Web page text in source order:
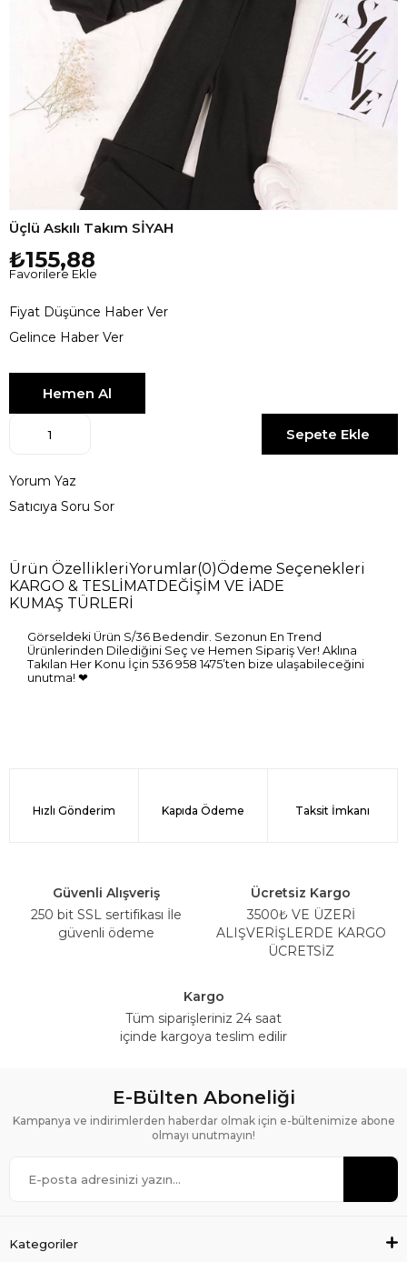
Üçlü Askılı Takım SİYAH
₺155,88
Favorilere Ekle
Fiyat Düşünce Haber Ver
Gelince Haber Ver
Yorum Yaz
Satıcıya Soru Sor
Ürün ÖzellikleriYorumlar(0)Ödeme Seçenekleri
KARGO & TESLİMAT DEĞİŞİM VE İADE
KUMAŞ TÜRLERİ
Görseldeki Ürün S/36 Bedendir. Sezonun En Trend
Ürünlerinden Dilediğini Seç ve Hemen Sipariş Ver! Aklına
Takılan Her Konu İçin 536 958 1475’ten bize ulaşabileceğini
unutma! ❤
Hızlı Gönderim Kapıda Ödeme Taksit İmkanı
Güvenli Alışveriş
250 bit SSL sertifikası İle
güvenli ödeme
Ücretsiz Kargo
3500₺ VE ÜZERİ
ALIŞVERİŞLERDE KARGO
ÜCRETSİZ
Kargo
Tüm siparişleriniz 24 saat
içinde kargoya teslim edilir
E-Bülten Aboneliği
Kampanya ve indirimlerden haberdar olmak için e-bültenimize abone
olmayı unutmayın!
Kategoriler